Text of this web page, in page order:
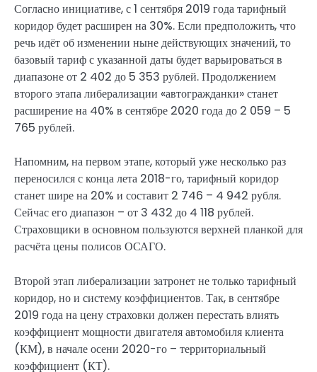
Согласно инициативе, с 1 сентября 2019 года тарифный
коридор будет расширен на 30%. Если предположить, что
речь идёт об изменении ныне действующих значений, то
базовый тариф с указанной даты будет варьироваться в
диапазоне от 2 402 до 5 353 рублей. Продолжением
второго этапа либерализации «автогражданки» станет
расширение на 40% в сентябре 2020 года до 2 059 – 5
765 рублей.
Напомним, на первом этапе, который уже несколько раз
переносился с конца лета 2018-го, тарифный коридор
станет шире на 20% и составит 2 746 – 4 942 рубля.
Сейчас его диапазон – от 3 432 до 4 118 рублей.
Страховщики в основном пользуются верхней планкой для
расчёта цены полисов ОСАГО.
Второй этап либерализации затронет не только тарифный
коридор, но и систему коэффициентов. Так, в сентябре
2019 года на цену страховки должен перестать влиять
коэффициент мощности двигателя автомобиля клиента
(КМ), в начале осени 2020-го – территориальный
коэффициент (КТ).